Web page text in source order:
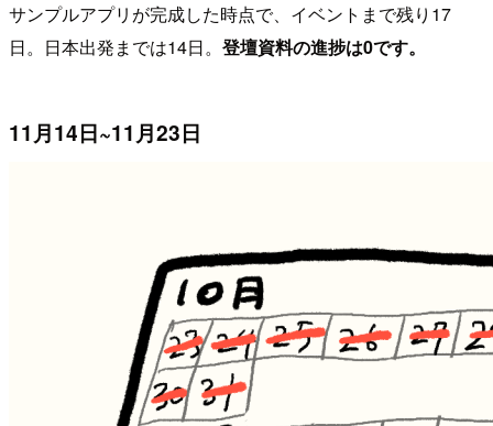
サンプルアプリが完成した時点で、イベントまで残り17
日。日本出発までは14日。 登壇資料の進捗は0です。
11月14日~11月23日